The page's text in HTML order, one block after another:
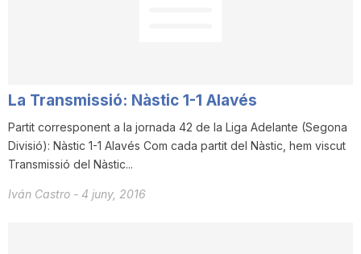
La Transmissió: Nàstic 1-1 Alavés
Partit corresponent a la jornada 42 de la Liga Adelante (Segona
Divisió): Nàstic 1-1 Alavés Com cada partit del Nàstic, hem viscut
Transmissió del Nàstic...
Iván Castro - 4 juny, 2016